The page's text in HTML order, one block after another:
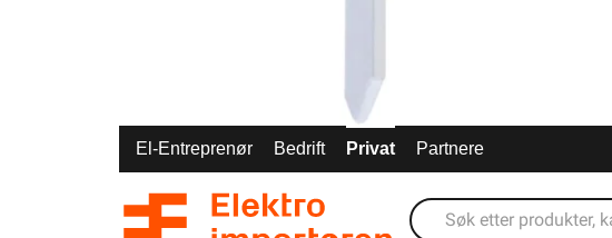
El-Entreprenør Bedrift Privat Partnere